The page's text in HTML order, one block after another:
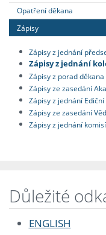
Opatření děkana
Zápisy
Zápisy z jednání
Zápisy z jednání
Zápisy z porad
Zápisy ze zasedání
Zápisy z jednání
Zápisy ze zasedání
Zápisy z jednání
Důležité
ENGLISH